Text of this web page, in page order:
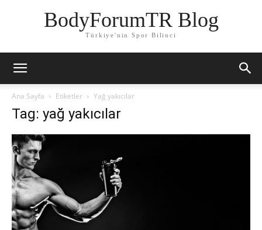
BodyForumTR Blog
Türkiye'nin Spor Bilinci
Ana Sayfa Etiketler Yağ yakıcılar
Tag: yağ yakıcılar